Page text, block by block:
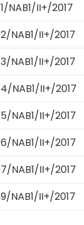
1/NAB1/II+/2017
2/NAB1/II+/2017
3/NAB1/II+/2017
4/NAB1/II+/2017
5/NAB1/II+/2017
6/NAB1/II+/2017
7/NAB1/II+/2017
9/NAB1/II+/2017